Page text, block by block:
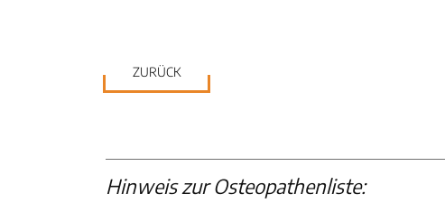
ZURÜCK
Hinweis zur Osteopathenliste: